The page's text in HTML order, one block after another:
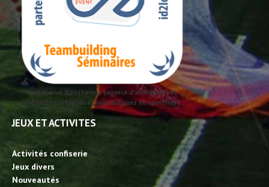
Partenariat Boostevent (agence d'animation) et
id2loisirs activités et jeux ludiques et sportives
JEUX ET ACTIVITES
Activités confiserie
Jeux divers
Nouveautés